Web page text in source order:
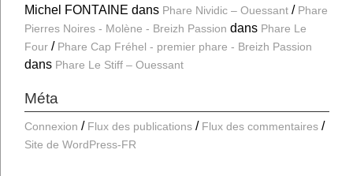
Michel FONTAINE dans Phare Nividic – Ouessant
Phare
Pierres Noires - Molène - Breizh Passion dans Phare Le
Four
Phare Cap Fréhel - premier phare - Breizh Passion
dans Phare Le Stiff – Ouessant
Méta
Connexion Flux des publications
Flux des commentaires
Site de WordPress-FR